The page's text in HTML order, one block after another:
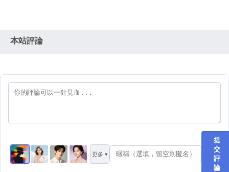
本站評論
更多 ▾
提
交
評
論